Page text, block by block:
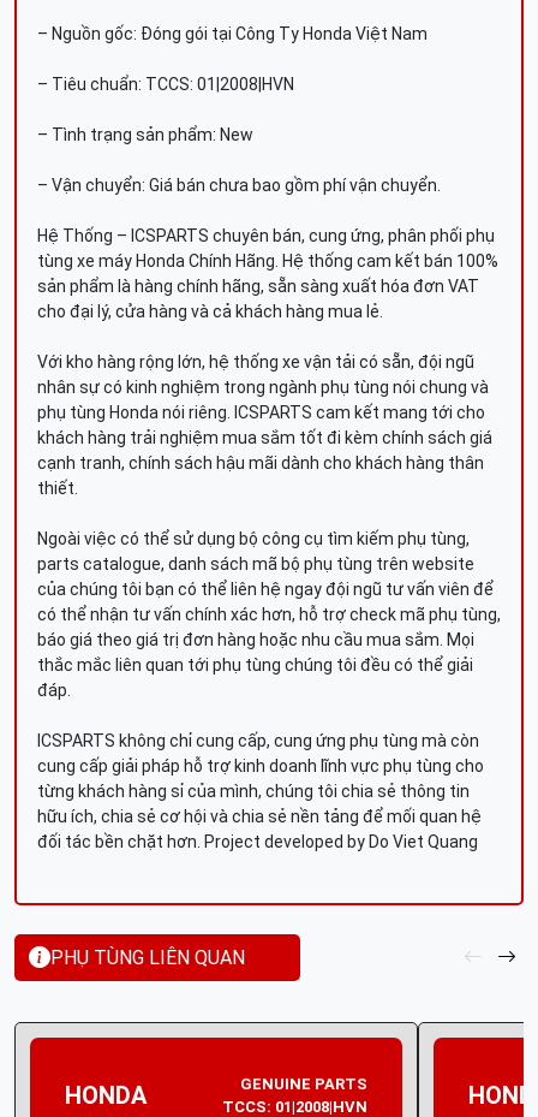
– Nguồn gốc: Đóng gói tại Công Ty Honda Việt Nam
– Tiêu chuẩn: TCCS: 01|2008|HVN
– Tình trạng sản phẩm: New
– Vận chuyển: Giá bán chưa bao gồm phí vận chuyển.
Hệ Thống – ICSPARTS chuyên bán, cung ứng, phân phối phụ
tùng xe máy Honda Chính Hãng. Hệ thống cam kết bán 100%
sản phẩm là hàng chính hãng, sẵn sàng xuất hóa đơn VAT
cho đại lý, cửa hàng và cả khách hàng mua lẻ.
Với kho hàng rộng lớn, hệ thống xe vận tải có sẵn, đội ngũ
nhân sự có kinh nghiệm trong ngành phụ tùng nói chung và
phụ tùng Honda nói riêng. ICSPARTS cam kết mang tới cho
khách hàng trải nghiệm mua sắm tốt đi kèm chính sách giá
cạnh tranh, chính sách hậu mãi dành cho khách hàng thân
thiết.
Ngoài việc có thể sử dụng bộ công cụ tìm kiếm phụ tùng,
parts catalogue, danh sách mã bộ phụ tùng trên website
của chúng tôi bạn có thể liên hệ ngay đội ngũ tư vấn viên để
có thể nhận tư vấn chính xác hơn, hỗ trợ check mã phụ tùng,
báo giá theo giá trị đơn hàng hoặc nhu cầu mua sắm. Mọi
thắc mắc liên quan tới phụ tùng chúng tôi đều có thể giải
đáp.
ICSPARTS không chỉ cung cấp, cung ứng phụ tùng mà còn
cung cấp giải pháp hỗ trợ kinh doanh lĩnh vực phụ tùng cho
từng khách hàng sỉ của mình, chúng tôi chia sẻ thông tin
hữu ích, chia sẻ cơ hội và chia sẻ nền tảng để mối quan hệ
đối tác bền chặt hơn. Project developed by Do Viet Quang
PHỤ TÙNG LIÊN QUAN
HONDA
GENUINE PARTS
TCCS: 01|2008|HVN